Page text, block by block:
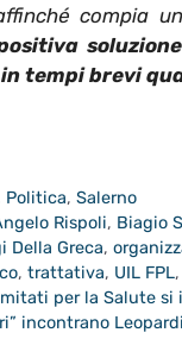
compia
tempi brevi
Politica,Salerno
Rispoli, Biagio
Della Greca,
, trattativa, UIL FPL,
per la Salute
incontrano Leopardi